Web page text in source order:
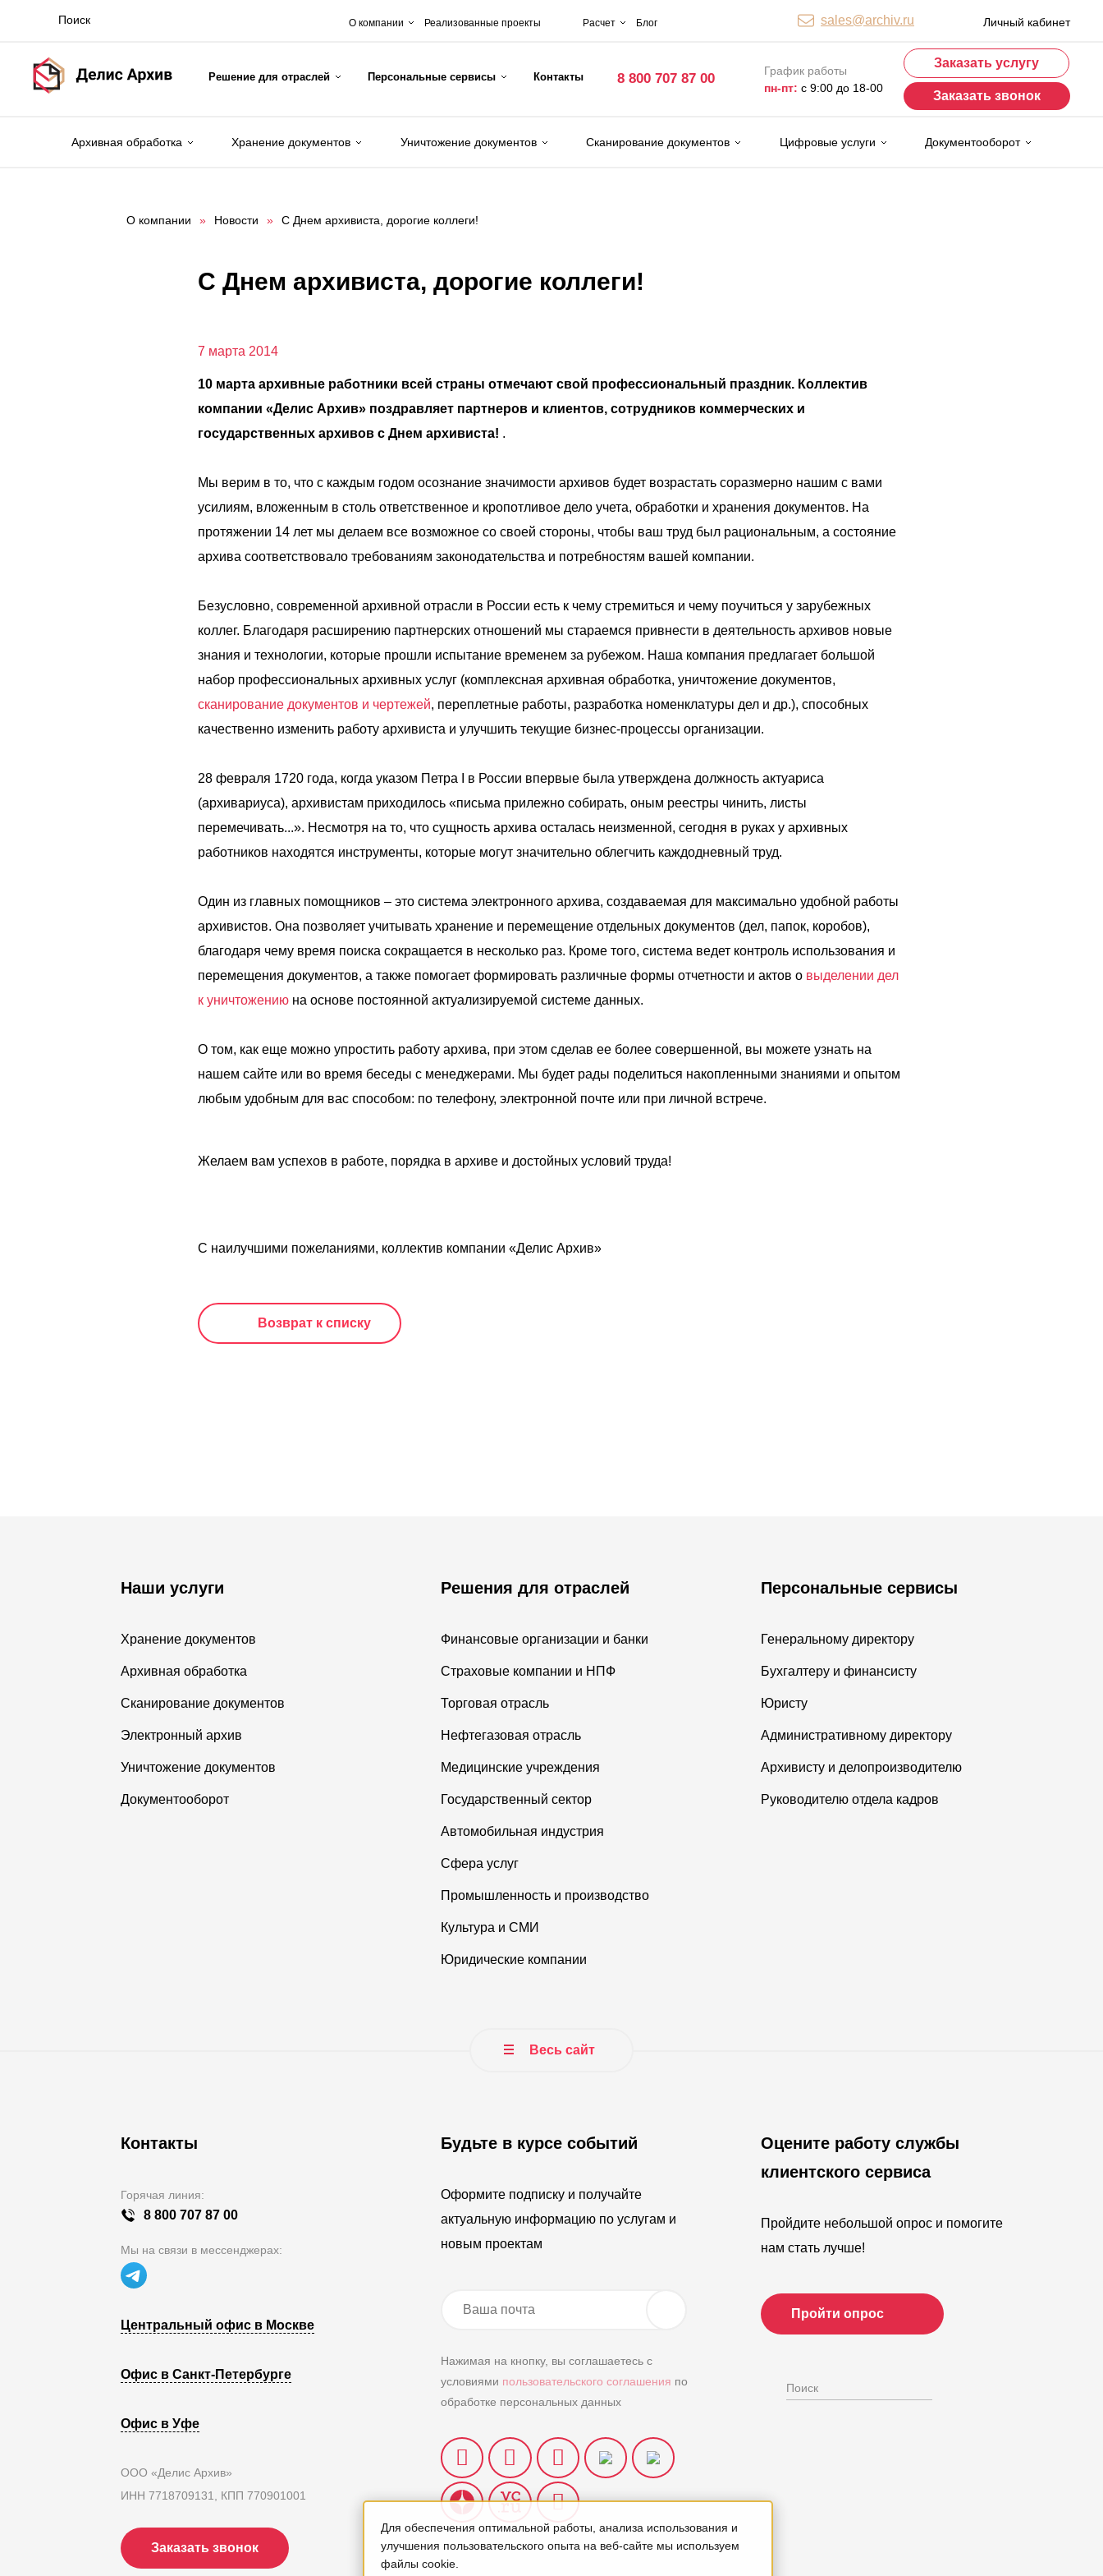
О компании Реализованные проекты Расчет Блог sales@archiv.ru Личный кабинет
Решение для отраслей Персональные сервисы Контакты 8 800 707 87 00
График работы
пн-пт: с 9:00 до 18-00
Заказать услугу
Заказать звонок
Архивная обработка Хранение документов Уничтожение документов Сканирование документов Цифровые услуги Документооборот
О компании » Новости » С Днем архивиста, дорогие коллеги!
С Днем архивиста, дорогие коллеги!
7 марта 2014
10 марта архивные работники всей страны отмечают свой профессиональный праздник. Коллектив
компании «Делис Архив» поздравляет партнеров и клиентов, сотрудников коммерческих и
государственных архивов с Днем архивиста! .
Мы верим в то, что с каждым годом осознание значимости архивов будет возрастать соразмерно нашим с вами
усилиям, вложенным в столь ответственное и кропотливое дело учета, обработки и хранения документов. На
протяжении 14 лет мы делаем все возможное со своей стороны, чтобы ваш труд был рациональным, а состояние
архива соответствовало требованиям законодательства и потребностям вашей компании.
Безусловно, современной архивной отрасли в России есть к чему стремиться и чему поучиться у зарубежных
коллег. Благодаря расширению партнерских отношений мы стараемся привнести в деятельность архивов новые
знания и технологии, которые прошли испытание временем за рубежом. Наша компания предлагает большой
набор профессиональных архивных услуг (комплексная архивная обработка, уничтожение документов,
сканирование документов и чертежей, переплетные работы, разработка номенклатуры дел и др.), способных
качественно изменить работу архивиста и улучшить текущие бизнес-процессы организации.
28 февраля 1720 года, когда указом Петра I в России впервые была утверждена должность актуариса
(архивариуса), архивистам приходилось «письма прилежно собирать, оным реестры чинить, листы
перемечивать...». Несмотря на то, что сущность архива осталась неизменной, сегодня в руках у архивных
работников находятся инструменты, которые могут значительно облегчить каждодневный труд.
Один из главных помощников – это система электронного архива, создаваемая для максимально удобной работы
архивистов. Она позволяет учитывать хранение и перемещение отдельных документов (дел, папок, коробов),
благодаря чему время поиска сокращается в несколько раз. Кроме того, система ведет контроль использования и
перемещения документов, а также помогает формировать различные формы отчетности и актов о выделении дел
к уничтожению на основе постоянной актуализируемой системе данных.
О том, как еще можно упростить работу архива, при этом сделав ее более совершенной, вы можете узнать на
нашем сайте или во время беседы с менеджерами. Мы будет рады поделиться накопленными знаниями и опытом
любым удобным для вас способом: по телефону, электронной почте или при личной встрече.
Желаем вам успехов в работе, порядка в архиве и достойных условий труда!
С наилучшими пожеланиями, коллектив компании «Делис Архив»
Возврат к списку
Наши услуги
Хранение документов
Архивная обработка
Сканирование документов
Электронный архив
Уничтожение документов
Документооборот
Решения для отраслей
Финансовые организации и банки
Страховые компании и НПФ
Торговая отрасль
Нефтегазовая отрасль
Медицинские учреждения
Государственный сектор
Автомобильная индустрия
Сфера услуг
Промышленность и производство
Культура и СМИ
Юридические компании
Персональные сервисы
Генеральному директору
Бухгалтеру и финансисту
Юристу
Административному директору
Архивисту и делопроизводителю
Руководителю отдела кадров
Весь сайт
Контакты
Горячая линия:
8 800 707 87 00
Мы на связи в мессенджерах:
Центральный офис в Москве
Офис в Санкт-Петербурге
Офис в Уфе
ООО «Делис Архив»
ИНН 7718709131, КПП 770901001
Заказать звонок
Будьте в курсе событий
Оформите подписку и получайте
актуальную информацию по услугам и
новым проектам
Нажимая на кнопку, вы соглашаетесь с
условиями пользовательского соглашения по
обработке персональных данных
Оцените работу службы
клиентского сервиса
Пройдите небольшой опрос и помогите
нам стать лучше!
Пройти опрос
Для обеспечения оптимальной работы, анализа использования и
улучшения пользовательского опыта на веб-сайте мы используем
файлы cookie.